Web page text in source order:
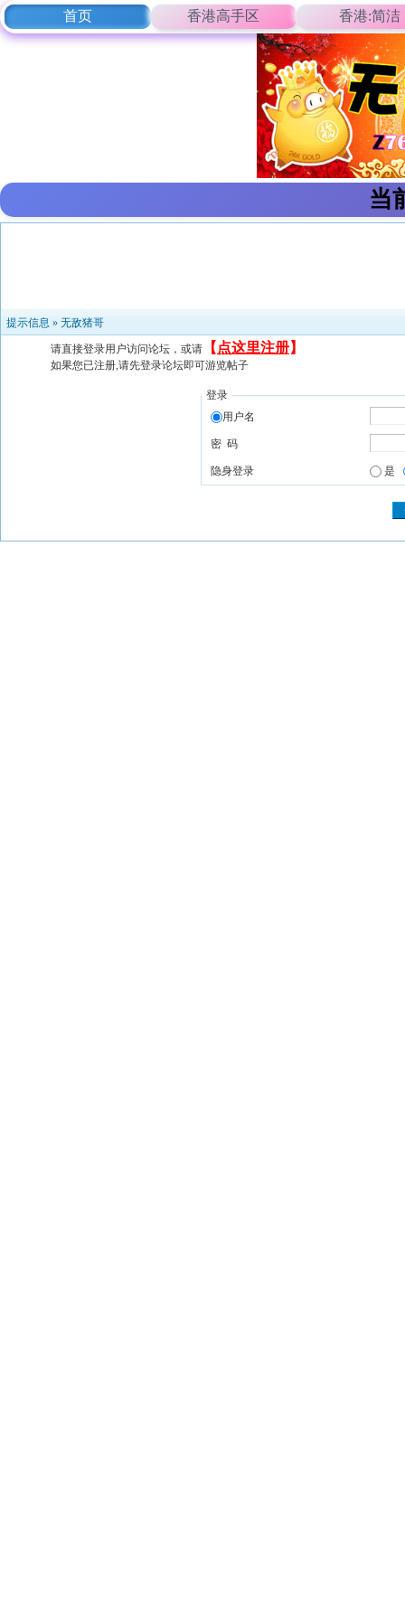
首页 香港高手区 香港:简洁
当
提示信息 » 无敌猪哥
请直接登录用户访问论坛，或请 【 点这里注册】
如果您已注册,请先登录论坛即可游览帖子
登录
用户名
密 码
隐身登录 是